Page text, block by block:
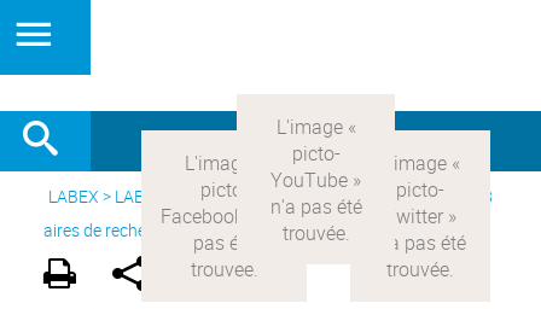
LABEX > LABEX COMOD> Version française > Recherche >
8
aires de recherche> Modernités britanniques